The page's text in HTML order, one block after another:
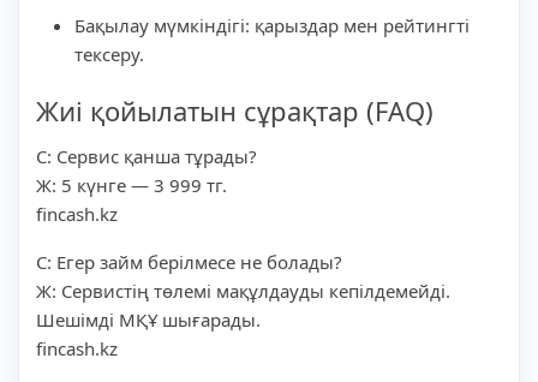
Бақылау мүмкіндігі: қарыздар мен рейтингті
тексеру.
Жиі қойылатын сұрақтар (FAQ)
С: Сервис қанша тұрады?
Ж: 5 күнге — 3 999 тг.
fincash.kz
С: Егер займ берілмесе не болады?
Ж: Сервистің төлемі мақұлдауды кепілдемейді.
Шешімді МҚҰ шығарады.
fincash.kz